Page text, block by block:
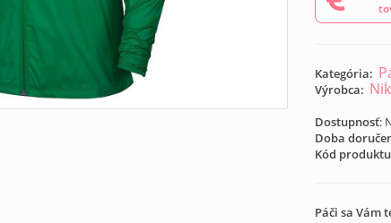
Kategória:
Výrobca:
Dostupnosť:
Doba
Kód produktu
Páči sa Vám